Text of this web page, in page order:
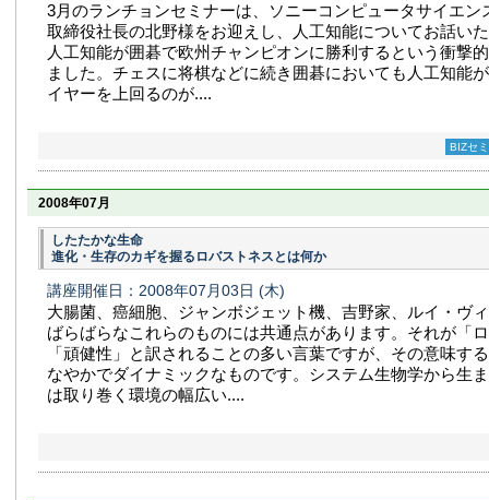
3月のランチョンセミナーは、ソニーコンピュータサイエン
取締役社長の北野様をお迎えし、人工知能についてお話い
人工知能が囲碁で欧州チャンピオンに勝利するという衝撃
ました。チェスに将棋などに続き囲碁においても人工知能
イヤーを上回るのが....
BIZセ
2008年07月
したたかな生命
進化・生存のカギを握るロバストネスとは何か
講座開催日：2008年07月03日 (木)
大腸菌、癌細胞、ジャンボジェット機、吉野家、ルイ・ヴ
ばらばらなこれらのものには共通点があります。それが「
「頑健性」と訳されることの多い言葉ですが、その意味す
なやかでダイナミックなものです。システム生物学から生
は取り巻く環境の幅広い....